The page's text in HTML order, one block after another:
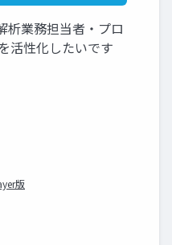
析業務担当者・プロ
活性化したいです
版